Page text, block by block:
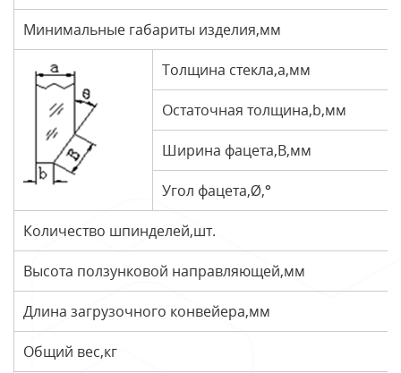
Минимальные габариты изделия,мм
Толщина стекла,а,мм
Остаточная толщина,b,мм
Ширина фацета,В,мм
Угол фацета,Ø,°
Количество шпинделей,шт.
Высота ползунковой направляющей,мм
Длина загрузочного конвейера,мм
Общий вес,кг